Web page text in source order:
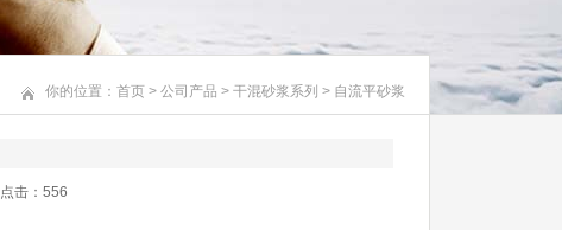
你的位置： 首页 > 公司产品 > 干混砂浆系列 > 自流平砂浆
击： 556